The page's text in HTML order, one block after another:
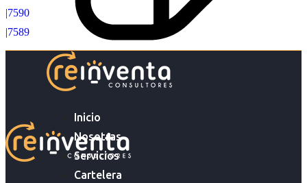
Inicio
Nosotras
Servicios
Cartelera
|7590
|7589